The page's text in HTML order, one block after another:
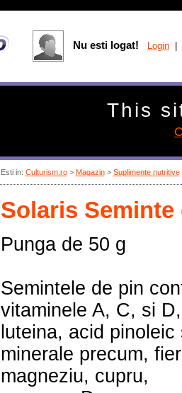
Esti in: Culturism.ro> Magazin> Suplimente nutritive
Solaris Seminte
Punga de 50 g
Semintele de pin
vitaminele A, C, si D,
luteina, acid pinoleic
minerale precum,
magneziu, cupru,
Nu esti logat! Login
This